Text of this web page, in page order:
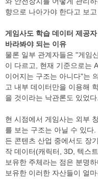
향으로 나아가야 한다고 보고
게임사도 학습 데이터 제공
바라봐야 되는 이유
물론 일부 관계자들은 "게임
이 다르고, 현재 기준으로는
이어지는 구조는 아니다"는
고 내부 데이터만을 이용해
을 것이라는 낙관론도 있었다.
현 시점에서 게임사는 외부
를 보는 구조는 아닐 수 있다
든 콘텐츠 산업 중에서도 장
작 데이터(캐릭터, 3D, 텍스
보유한 주체라는 점은 분명
보유한 이러한 자산들이 얼